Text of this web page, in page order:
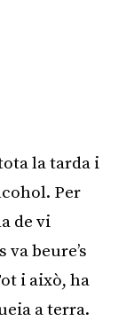
la tarda i
Per
de vi
beure’s
i això, ha
a terra.